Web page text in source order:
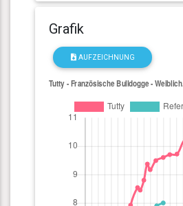
Grafik
AUFZEICHNUNG